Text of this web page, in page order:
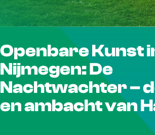
r
d
e
Openbare Kunst
Nijmegen: De
Nachtwachter –
en ambacht van